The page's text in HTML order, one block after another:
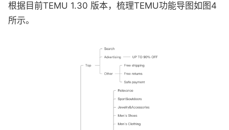
根据目前TEMU 1.30 版本，梳理TEMU功能导图如图4
所示。